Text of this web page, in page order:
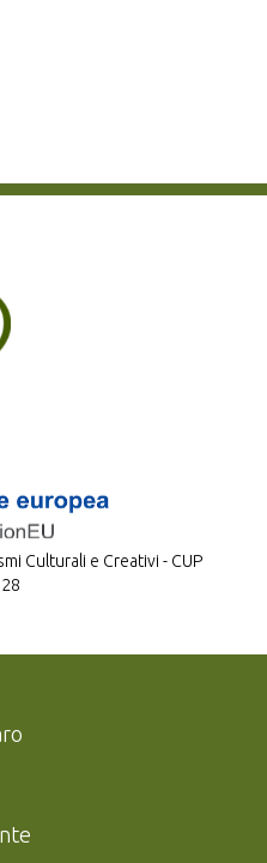
Culturali e Creativi - CUP